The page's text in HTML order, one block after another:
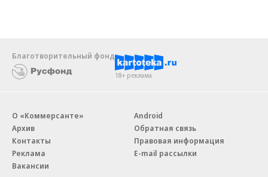
Благотворительный фонд
18+ реклама
О «Коммерсанте»
Архив
Контакты
Реклама
Вакансии
Android
Обратная связь
Правовая информация
E-mail рассылки